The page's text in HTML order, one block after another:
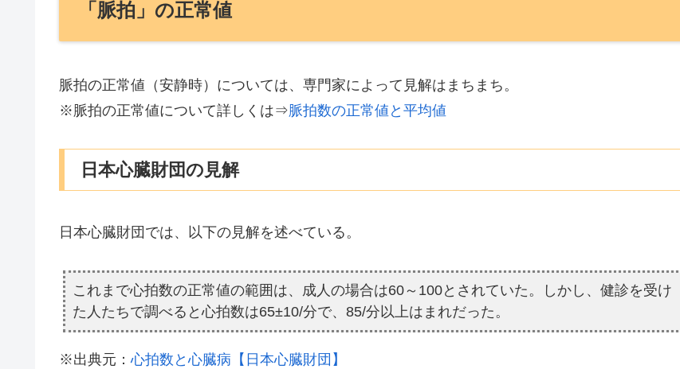
「脈拍」の正常値
脈拍の正常値（安静時）については、専門家によって見解はまちまち。
※脈拍の正常値について詳しくは⇒脈拍数の正常値と平均値
日本心臓財団の見解
日本心臓財団では、以下の見解を述べている。
これまで心拍数の正常値の範囲は、成人の場合は60～100とされていた。しかし、健診を受け
た人たちで調べると心拍数は65±10/分で、85/分以上はまれだった。
※出典元：心拍数と心臓病【日本心臓財団】